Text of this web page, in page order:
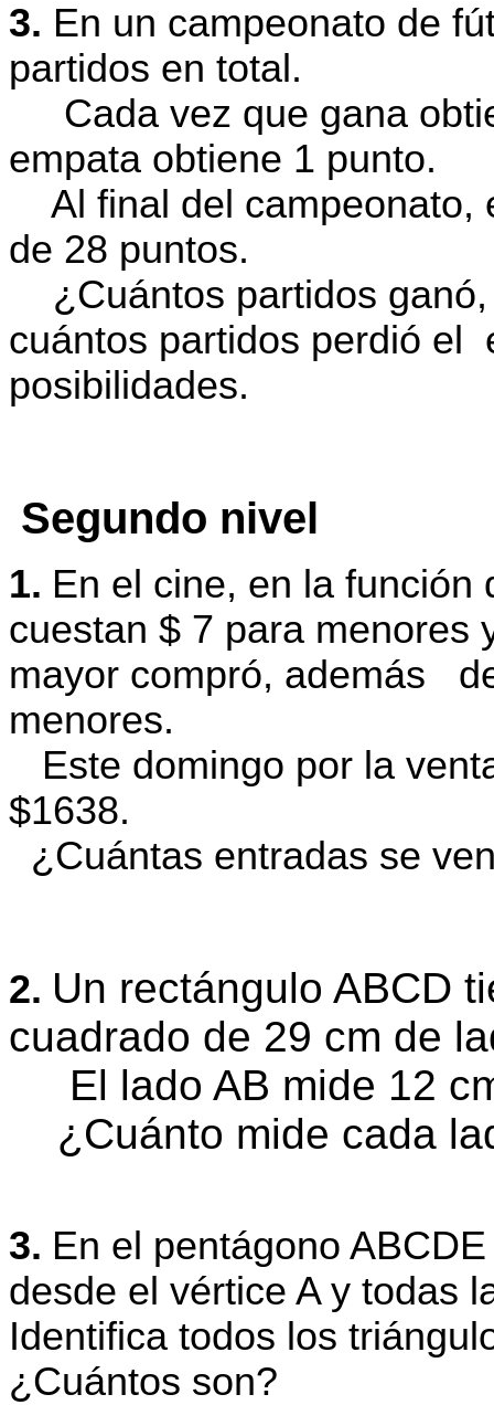
3. En un campeonato de
partidos en total.
Cada vez que gana
empata obtiene 1 punto.
Al final del campeonato,
de 28 puntos.
¿Cuántos partidos ganó,
cuántos partidos perdió el
posibilidades.
Segundo nivel
1. En el cine, en la función
cuestan $ 7 para
mayor compró, además
menores.
Este domingo por la
$1638.
¿Cuántas entradas se
2. Un rectángulo ABCD
cuadrado de 29 cm de
El lado AB mide 12
¿Cuánto mide cada
3. En el pentágono
desde el vértice A y todas
Identifica todos los
¿Cuántos son?